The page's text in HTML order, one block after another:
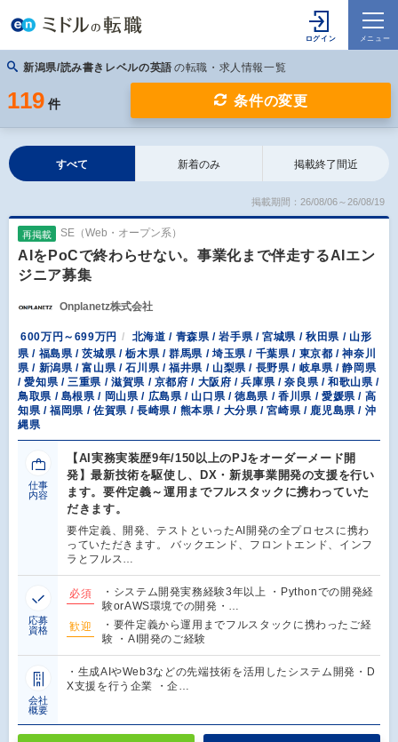
新潟県/読み書きレベルの英語 の転職・求人情報一覧
119 件 条件の変更
すべて 新着のみ 掲載終了間近
掲載期間：26/08/06～26/08/19
再掲載 SE（Web・オープン系）
AIをPoCで終わらせない。事業化まで伴走するAIエン
ジニア募集
Onplanetz株式会社
600万円～699万円
北海道 / 青森県 / 岩手県 / 宮城県 / 秋田県 / 山形
県 / 福島県 / 茨城県 / 栃木県 / 群馬県 / 埼玉県 / 千葉県 / 東京都 / 神奈川
県 / 新潟県 / 富山県 / 石川県 / 福井県 / 山梨県 / 長野県 / 岐阜県 / 静岡県
/ 愛知県 / 三重県 / 滋賀県 / 京都府 / 大阪府 / 兵庫県 / 奈良県 / 和歌山県 /
鳥取県 / 島根県 / 岡山県 / 広島県 / 山口県 / 徳島県 / 香川県 / 愛媛県 / 高
知県 / 福岡県 / 佐賀県 / 長崎県 / 熊本県 / 大分県 / 宮崎県 / 鹿児島県 / 沖
縄県
仕事
内容
【AI実務実装歴9年/150以上のPJをオーダーメード開
発】最新技術を駆使し、DX・新規事業開発の支援を行い
ます。要件定義～運用までフルスタックに携わっていた
だきます。
要件定義、開発、テストといったAI開発の全プロセスに携わ
っていただきます。 バックエンド、フロントエンド、インフ
ラとフルス…
応募
資格
必須
・システム開発実務経験3年以上 ・Pythonでの開発経
験orAWS環境での開発・…
歓迎
・要件定義から運用までフルスタックに携わったご経
験 ・AI開発のご経験
会社
概要
・生成AIやWeb3などの先端技術を活用したシステム開発・D
X支援を行う企業 ・企…